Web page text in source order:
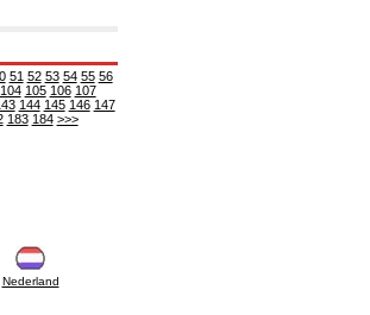
51 52 53 54 55 56
104 105 106 107
144 145 146 147
183 184 >>>
Nederland